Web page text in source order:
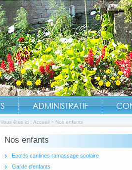
Vous êtes ici : Accueil > Nos enfants
Nos enfants
Ecoles cantines ramassage scolaire
Garde d'enfants